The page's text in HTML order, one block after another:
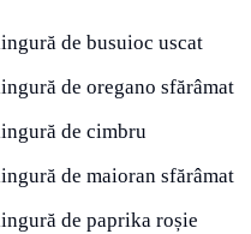
de busuioc uscat
de oregano sfărâmat
de cimbru
de maioran sfărâmat
de paprika roșie